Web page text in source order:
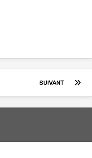
SUIVANT